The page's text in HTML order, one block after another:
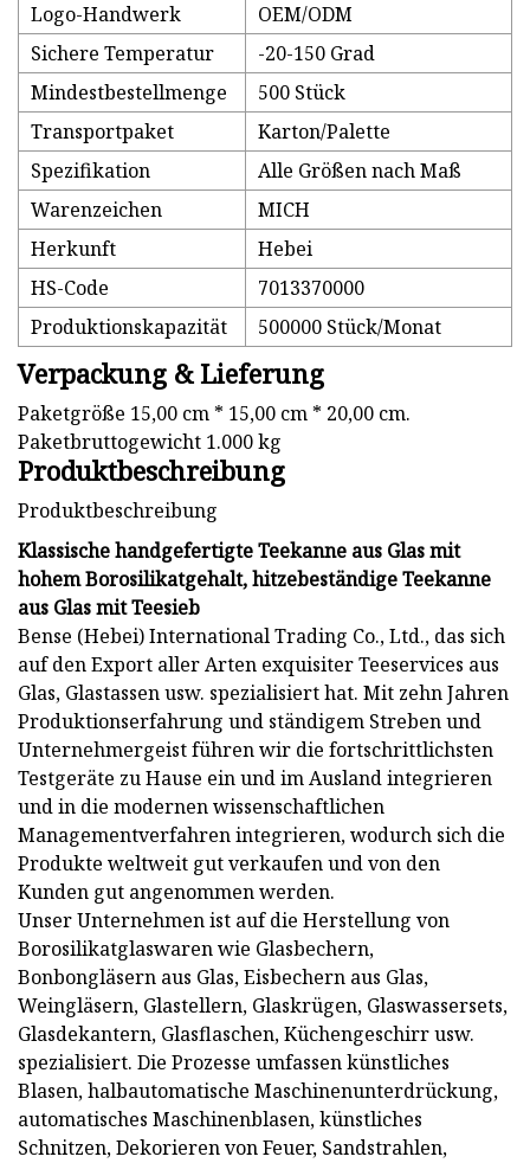
Logo-Handwerk
OEM/ODM
Sichere Temperatur
-20-150 Grad
Mindestbestellmenge
500 Stück
Transportpaket
Karton/Palette
Spezifikation
Alle Größen nach Maß
Warenzeichen
MICH
Herkunft
Hebei
HS-Code
7013370000
Produktionskapazität
500000 Stück/Monat
Verpackung & Lieferung
Paketgröße 15,00 cm * 15,00 cm * 20,00 cm.
Paketbruttogewicht 1.000 kg
Produktbeschreibung
Produktbeschreibung
Klassische handgefertigte Teekanne aus Glas mit
hohem Borosilikatgehalt, hitzebeständige Teekanne
aus Glas mit Teesieb
Bense (Hebei) International Trading Co., Ltd., das sich
auf den Export aller Arten exquisiter Teeservices aus
Glas, Glastassen usw. spezialisiert hat. Mit zehn Jahren
Produktionserfahrung und ständigem Streben und
Unternehmergeist führen wir die fortschrittlichsten
Testgeräte zu Hause ein und im Ausland integrieren
und in die modernen wissenschaftlichen
Managementverfahren integrieren, wodurch sich die
Produkte weltweit gut verkaufen und von den
Kunden gut angenommen werden.
Unser Unternehmen ist auf die Herstellung von
Borosilikatglaswaren wie Glasbechern,
Bonbongläsern aus Glas, Eisbechern aus Glas,
Weingläsern, Glastellern, Glaskrügen, Glaswassersets,
Glasdekantern, Glasflaschen, Küchengeschirr usw.
spezialisiert. Die Prozesse umfassen künstliches
Blasen, halbautomatische Maschinenunterdrückung,
automatisches Maschinenblasen, künstliches
Schnitzen, Dekorieren von Feuer, Sandstrahlen,